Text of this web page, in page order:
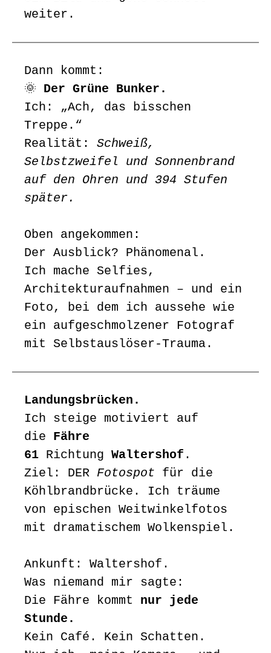
weiter.
Dann kommt:
🌞 Der Grüne Bunker.
Ich: „Ach, das bisschen
Treppe.“
Realität: Schweiß,
Selbstzweifel und Sonnenbrand
auf den Ohren und 394 Stufen
später.
Oben angekommen:
Der Ausblick? Phänomenal.
Ich mache Selfies,
Architekturaufnahmen – und ein
Foto, bei dem ich aussehe wie
ein aufgeschmolzener Fotograf
mit Selbstauslöser-Trauma.
Landungsbrücken.
Ich steige motiviert auf
die Fähre
61 Richtung Waltershof .
Ziel: DER Fotospot für die
Köhlbrandbrücke. Ich träume
von epischen Weitwinkelfotos
mit dramatischem Wolkenspiel.
Ankunft: Waltershof.
Was niemand mir sagte:
Die Fähre kommt nur jede
Stunde.
Kein Café. Kein Schatten.